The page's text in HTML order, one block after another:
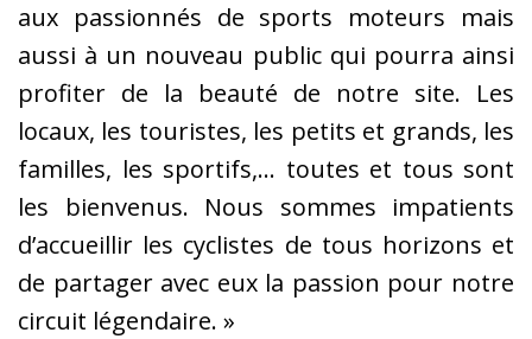
aux passionnés de sports moteurs mais
aussi à un nouveau public qui pourra ainsi
profiter de la beauté de notre site. Les
locaux, les touristes, les petits et grands, les
familles, les sportifs,… toutes et tous sont
les bienvenus. Nous sommes impatients
d’accueillir les cyclistes de tous horizons et
de partager avec eux la passion pour notre
circuit légendaire. »